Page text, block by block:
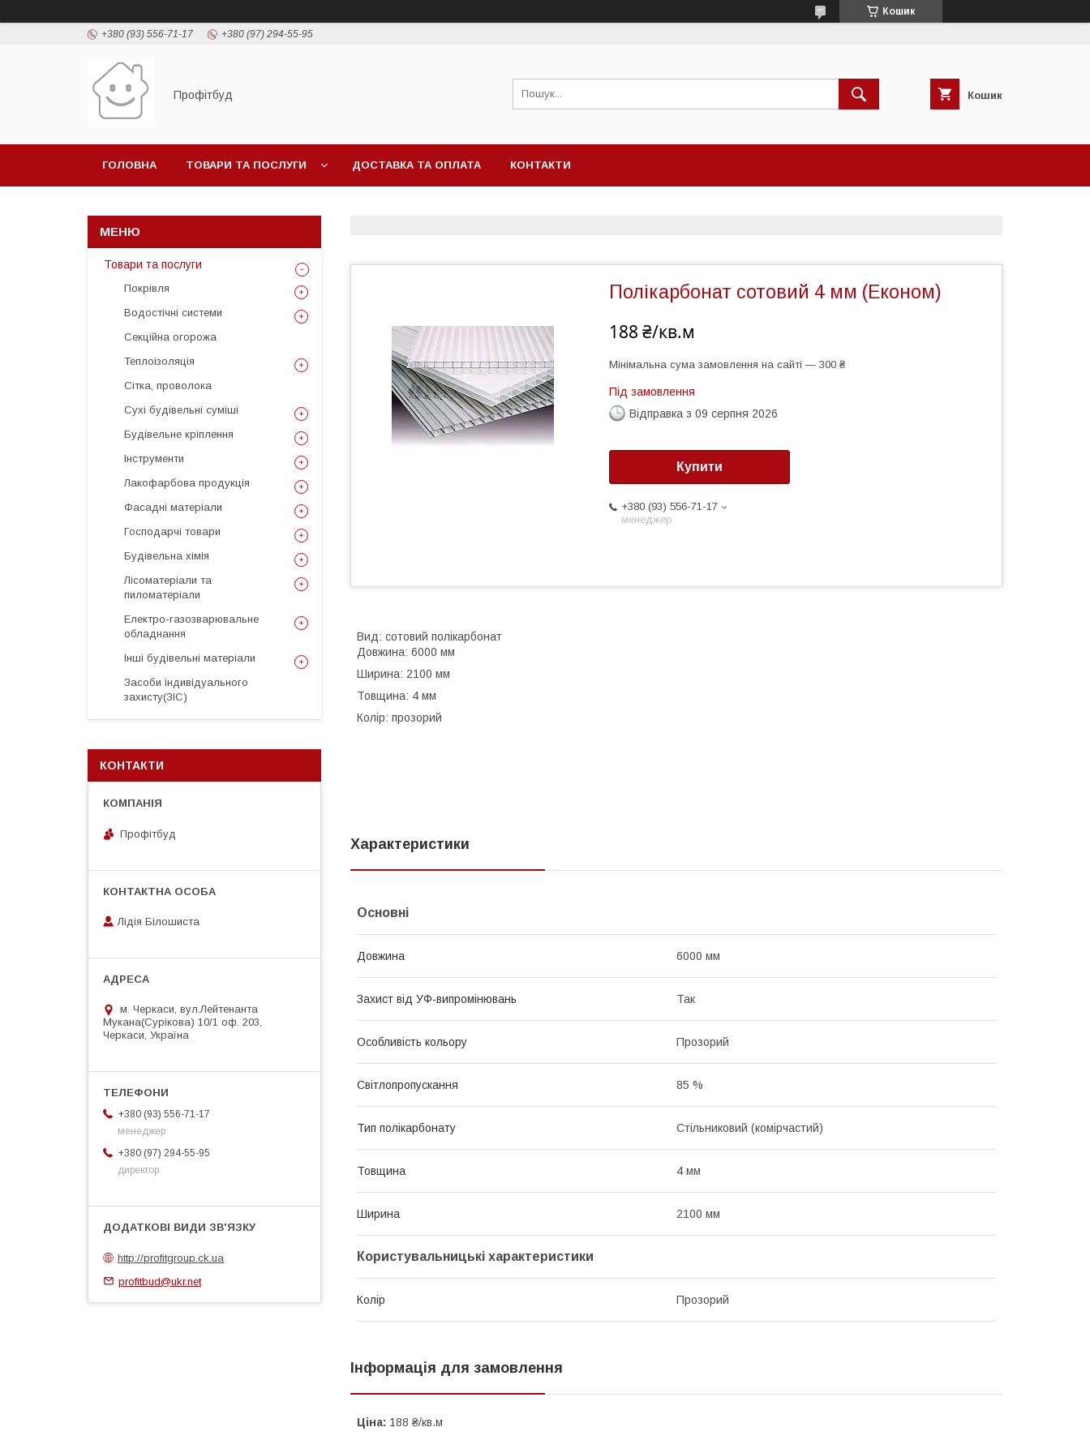
Кошик
+380 (93) 556-71-17 +380 (97) 294-55-95
Профітбуд Кошик
ГОЛОВНА ТОВАРИ ТА ПОСЛУГИ ДОСТАВКА ТА ОПЛАТА КОНТАКТИ
Полікарбонат сотовий 4 мм (Економ)
188 ₴/кв.м
Мінімальна сума замовлення на сайті — 300 ₴
Під замовлення
Відправка з 09 серпня 2026
Купити
+380 (93) 556-71-17
менеджер
Вид: сотовий полікарбонат
Довжина: 6000 мм
Ширина: 2100 мм
Товщина: 4 мм
Колір: прозорий
Характеристики
Основні
Довжина 6000 мм
Захист від УФ-випромінювань Так
Особливість кольору Прозорий
Світлопропускання 85 %
Тип полікарбонату Стільниковий (комірчастий)
Товщина 4 мм
Ширина 2100 мм
Користувальницькі характеристики
Колір Прозорий
Інформація для замовлення
Ціна: 188 ₴/кв.м
Товари та послуги
Покрівля
Водостічні системи
Секційна огорожа
Теплоізоляція
Сітка, проволока
Сухі будівельні суміші
Будівельне кріплення
Інструменти
Лакофарбова продукція
Фасадні матеріали
Господарчі товари
Будівельна хімія
Лісоматеріали та
пиломатеріали
Електро-газозварювальне
обладнання
Інші будівельні матеріали
Засоби індивідуального
захисту(ЗІС)
КОНТАКТИ
Профітбуд
Лідія Білошиста
м. Черкаси, вул.Лейтенанта
Мукана(Сурікова) 10/1 оф. 203,
Черкаси, Україна
+380 (93) 556-71-17
менеджер
+380 (97) 294-55-95
директор
http://profitgroup.ck.ua
profitbud@ukr.net